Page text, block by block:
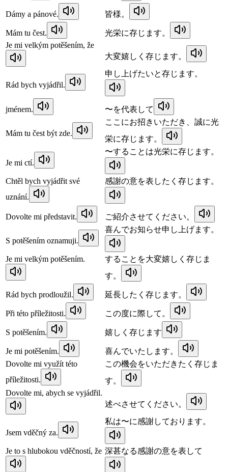
Dámy a pánové. 皆様。
Mám tu čest.
光栄に存じます。
Je mi velkým potěšením, že
大変嬉しく存じます。
Rád bych vyjádřil.
申し上げたいと存じます。
jménem. 〜を代表して
Mám tu čest být zde.
ここにお招きいただき、誠に光
栄に存じます。
Je mi ctí.
〜することは光栄に存じます。
Chtěl bych vyjádřit své
uznání.
感謝の意を表したく存じます。
Dovolte mi představit. ご紹介させてください。
S potěšením oznamuji.
喜んでお知らせ申し上げます。
Je mi velkým potěšením.
することを大変嬉しく存じま
す。
Rád bych prodloužil. 延長したく存じます。
Při této příležitosti. この度に際して。
S potěšením. 嬉しく存じます
Je mi potěšením.
喜んでいたします。
Dovolte mi využít této
příležitosti.
この機会をいただきたく存じま
す。
Dovolte mi, abych se vyjádřil.
述べさせてください。
Jsem vděčný za.
私は〜に感謝しております。
Je to s hlubokou vděčností, že 深甚なる感謝の意を表して